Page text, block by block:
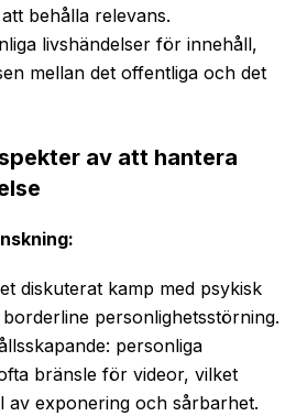
behålla relevans.
livshändelser för innehåll,
mellan det offentliga och det
av att hantera
diskuterat kamp med psykisk
personlighetsstörning.
personliga
bränsle för videor, vilket
av exponering och sårbarhet.